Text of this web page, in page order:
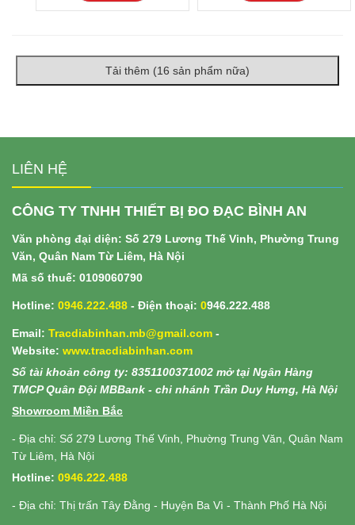
LIÊN HỆ
CÔNG TY TNHH THIẾT BỊ ĐO ĐẠC BÌNH AN
Văn phòng đại diện: Số 279 Lương Thế Vinh, Phường Trung
Văn, Quân Nam Từ Liêm, Hà Nội
Mã số thuế: 0109060790
Hotline: 0946.222.488 - Điện thoại: 0946.222.488
Email: Tracdiabinhan.mb@gmail.com -
Website: www.tracdiabinhan.com
Số tài khoản công ty: 8351100371002 mở tại Ngân Hàng
TMCP Quân Đội MBBank - chi nhánh Trần Duy Hưng, Hà Nội
Showroom Miền Bắc
- Địa chỉ: Số 279 Lương Thế Vinh, Phường Trung Văn, Quân Nam
Từ Liêm, Hà Nội
Hotline: 0946.222.488
- Địa chỉ: Thị trấn Tây Đằng - Huyện Ba Vì - Thành Phố Hà Nội